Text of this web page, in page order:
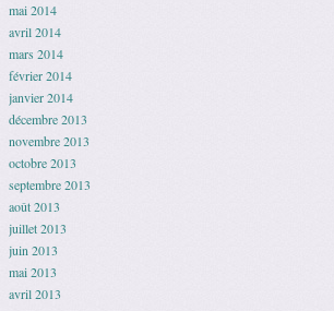
mai 2014
avril 2014
mars 2014
février 2014
janvier 2014
décembre 2013
novembre 2013
octobre 2013
septembre 2013
août 2013
juillet 2013
juin 2013
mai 2013
avril 2013